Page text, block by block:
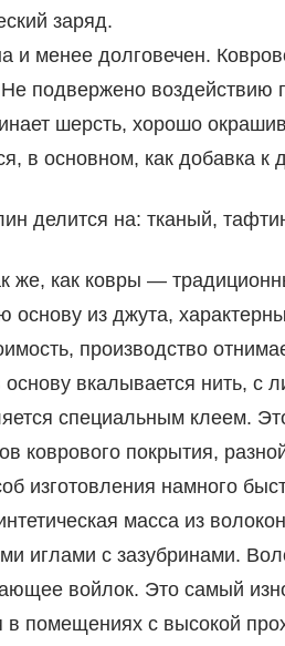
заряд.
и менее долговечен.
Не подвержено воздействию
шерсть, хорошо
в основном, как добавка к
делится на: тканый,
же, как ковры —
основу из джута,
производство
вкалывается нить, с
специальным клеем.
коврового покрытия,
изготовления намного
масса из
иглами с зазубринами.
войлок. Это самый
в помещениях с высокой